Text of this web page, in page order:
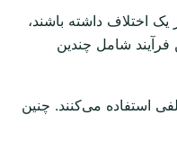
اختلاف داشته باشند،
شامل چندین
استفاده می‌کنند. چنین